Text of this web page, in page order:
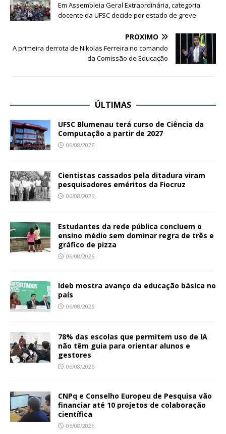
Em Assembleia Geral Extraordinária, categoria
docente da UFSC decide por estado de greve
PRÓXIMO
A primeira derrota de Nikolas Ferreira no comando
da Comissão de Educação
ÚLTIMAS
UFSC Blumenau terá curso de Ciência da
Computação a partir de 2027
06/08/2026
Cientistas cassados pela ditadura viram
pesquisadores eméritos da Fiocruz
06/08/2026
Estudantes da rede pública concluem o
ensino médio sem dominar regra de três e
gráfico de pizza
06/08/2026
Ideb mostra avanço da educação básica no
país
06/08/2026
78% das escolas que permitem uso de IA
não têm guia para orientar alunos e
gestores
06/08/2026
CNPq e Conselho Europeu de Pesquisa vão
financiar até 10 projetos de colaboração
científica
06/08/2026